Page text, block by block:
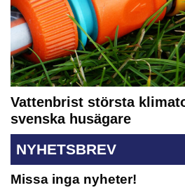
Vattenbrist största
svenska husägare
NYHETSBREV
Missa inga nyheter!